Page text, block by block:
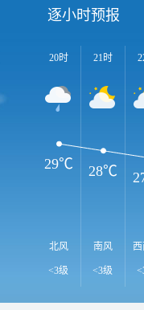
逐小时预报
20时
北风
<3级
21时
南风
<3级
29℃ 28℃